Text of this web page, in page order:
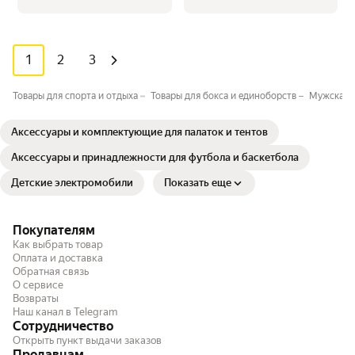
1 2 3
Товары для спорта и отдыха Товары для бокса и единоборств Мужская
Аксессуары и комплектующие для палаток и тентов
Аксессуары и принадлежности для футбола и баскетбола
Детские электромобили Показать еще
Покупателям
Как выбрать товар
Оплата и доставка
Обратная связь
О сервисе
Возвраты
Наш канал в Telegram
Сотрудничество
Открыть пункт выдачи заказов